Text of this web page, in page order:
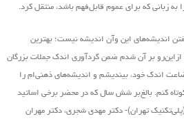
به زبانی که برای عموم قابل‌فهم باشد، منتقل کرد.
اندیشه‌های این ‌وآن اندیشه نیست؛ بهترین
بر آن شدم ضمن گردآوری اندک جملات بزرگان
اندک خود، بیندیشم و اندیشه‌های ذهنی‌ام را
کوتاه کنم. بالغ‌بر شش سال که در محضر برخی اساتید
تهران)- دکتر مهدی شجری، دکتر مهران